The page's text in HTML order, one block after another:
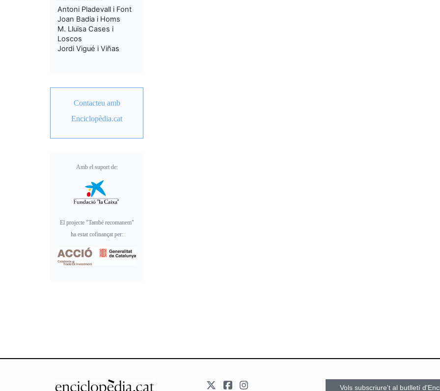
Antoni Pladevall i Font
Joan Badia i Homs
M. Lluïsa Cases i
Loscos
Jordi Vigué i Viñas
Contacteu amb
Enciclopèdia.cat
Amb el suport de:
El projecte "També recomanem"
ha estat cofinançat per:
Vols subscriure't al butlletí